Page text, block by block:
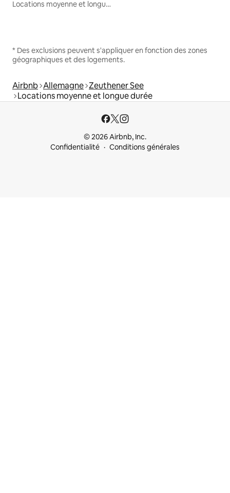
Locations moyenne et longue durée
* Des exclusions peuvent s'appliquer en fonction des zones
géographiques et des logements.
Airbnb Allemagne Zeuthener See
Locations moyenne et longue durée
© 2026 Airbnb, Inc.
Confidentialité
Conditions générales